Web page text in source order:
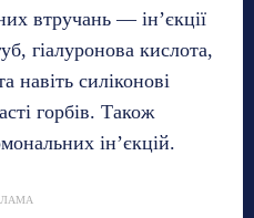
втручань — ін’єкції
гіалуронова кислота,
навіть силіконові
горбів. Також
ін’єкцій.